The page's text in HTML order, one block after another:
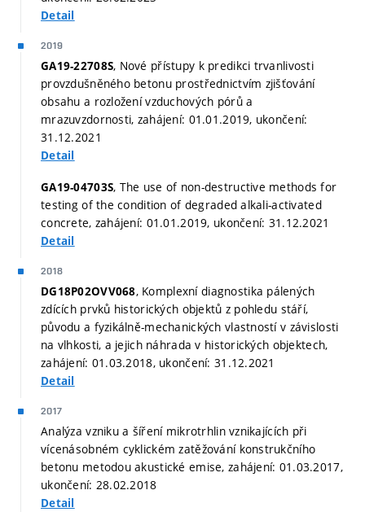
Detail
2019
GA19-22708S, Nové přístupy k predikci trvanlivosti
provzdušněného betonu prostřednictvím zjišťování
obsahu a rozložení vzduchových pórů a
mrazuvzdornosti, zahájení: 01.01.2019, ukončení:
31.12.2021
Detail
GA19-04703S, The use of non-destructive methods for
testing of the condition of degraded alkali-activated
concrete, zahájení: 01.01.2019, ukončení: 31.12.2021
Detail
2018
DG18P02OVV068, Komplexní diagnostika pálených
zdících prvků historických objektů z pohledu stáří,
původu a fyzikálně-mechanických vlastností v závislosti
na vlhkosti, a jejich náhrada v historických objektech,
zahájení: 01.03.2018, ukončení: 31.12.2021
Detail
2017
Analýza vzniku a šíření mikrotrhlin vznikajících při
vícenásobném cyklickém zatěžování konstrukčního
betonu metodou akustické emise, zahájení: 01.03.2017,
ukončení: 28.02.2018
Detail